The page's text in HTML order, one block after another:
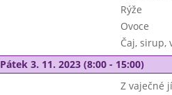
Rýže
Ovoce
Čaj, sirup,
Pátek 3. 11. 2023 (8:00 - 15:00)
Z vaječné